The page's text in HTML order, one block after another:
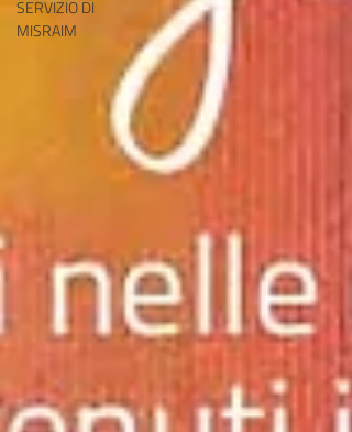
SERVIZIO DI
MISRAIM